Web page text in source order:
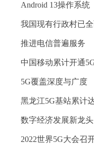
Android 13操作系统
我国现有行政村已
推进电信普遍服务
中国移动累计开通
5G覆盖深度与广度
黑龙江5G基站累计
数字经济发展新龙头
2022世界5G大会召